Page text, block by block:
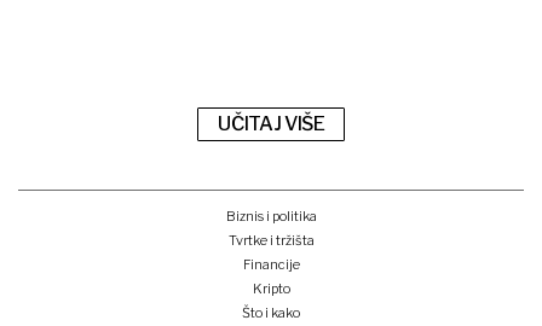
UČITAJ VIŠE
Biznis i politika
Tvrtke i tržišta
Financije
Kripto
Što i kako